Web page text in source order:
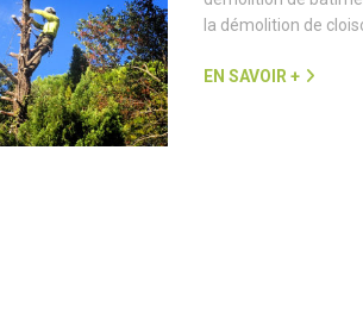
la démolition de
EN SAVOIR +